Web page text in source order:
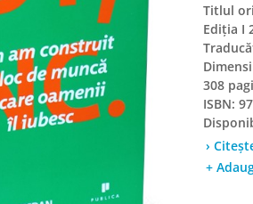
Titlul
Ediția I
308
ISBN:
›
+